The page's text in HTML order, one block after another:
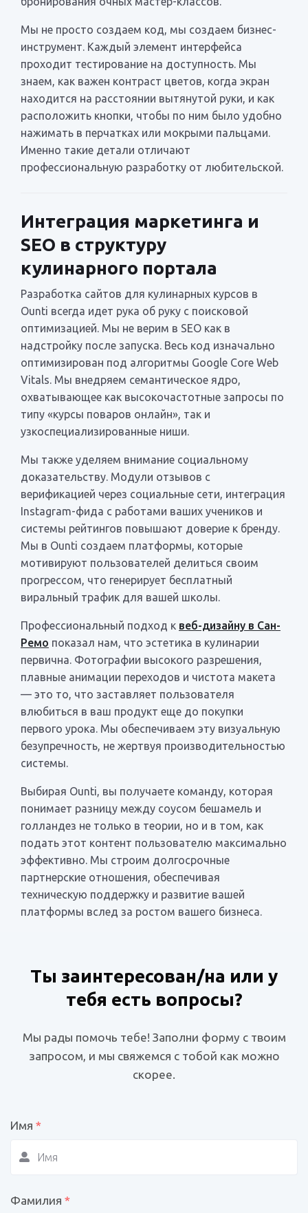
Мы не просто создаем код, мы создаем бизнес-
инструмент. Каждый элемент интерфейса
проходит тестирование на доступность. Мы
знаем, как важен контраст цветов, когда экран
находится на расстоянии вытянутой руки, и как
расположить кнопки, чтобы по ним было удобно
нажимать в перчатках или мокрыми пальцами.
Именно такие детали отличают
профессиональную разработку от любительской.
Интеграция маркетинга и
SEO в структуру
кулинарного портала
Разработка сайтов для кулинарных курсов в
Ounti всегда идет рука об руку с поисковой
оптимизацией. Мы не верим в SEO как в
надстройку после запуска. Весь код изначально
оптимизирован под алгоритмы Google Core Web
Vitals. Мы внедряем семантическое ядро,
охватывающее как высокочастотные запросы по
типу «курсы поваров онлайн», так и
узкоспециализированные ниши.
Мы также уделяем внимание социальному
доказательству. Модули отзывов с
верификацией через социальные сети, интеграция
Instagram-фида с работами ваших учеников и
системы рейтингов повышают доверие к бренду.
Мы в Ounti создаем платформы, которые
мотивируют пользователей делиться своим
прогрессом, что генерирует бесплатный
виральный трафик для вашей школы.
Профессиональный подход к веб-дизайну в Сан-
Ремо показал нам, что эстетика в кулинарии
первична. Фотографии высокого разрешения,
плавные анимации переходов и чистота макета
— это то, что заставляет пользователя
влюбиться в ваш продукт еще до покупки
первого урока. Мы обеспечиваем эту визуальную
безупречность, не жертвуя производительностью
системы.
Выбирая Ounti, вы получаете команду, которая
понимает разницу между соусом бешамель и
голландез не только в теории, но и в том, как
подать этот контент пользователю максимально
эффективно. Мы строим долгосрочные
партнерские отношения, обеспечивая
техническую поддержку и развитие вашей
платформы вслед за ростом вашего бизнеса.
Ты заинтересован/на или у
тебя есть вопросы?
Мы рады помочь тебе! Заполни форму с твоим
запросом, и мы свяжемся с тобой как можно
скорее.
Имя *
Фамилия *